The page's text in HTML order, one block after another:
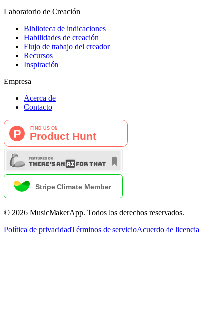
Laboratorio de Creación
Biblioteca de indicaciones
Habilidades de creación
Flujo de trabajo del creador
Recursos
Inspiración
Empresa
Acerca de
Contacto
© 2026 MusicMakerApp. Todos los derechos reservados.
Política de privacidadTérminos de servicioAcuerdo de licencia